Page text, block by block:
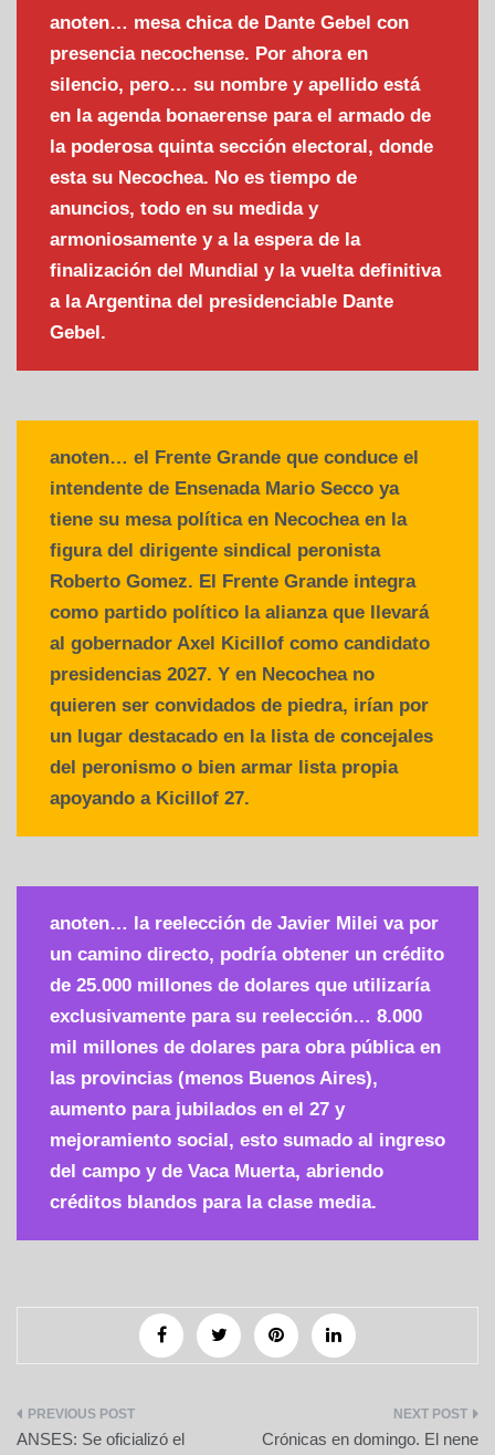
anoten… mesa chica de Dante Gebel con
presencia necochense. Por ahora en
silencio, pero… su nombre y apellido está
en la agenda bonaerense para el armado de
la poderosa quinta sección electoral, donde
esta su Necochea. No es tiempo de
anuncios, todo en su medida y
armoniosamente y a la espera de la
finalización del Mundial y la vuelta definitiva
a la Argentina del presidenciable Dante
Gebel.
anoten… el Frente Grande que conduce el
intendente de Ensenada Mario Secco ya
tiene su mesa política en Necochea en la
figura del dirigente sindical peronista
Roberto Gomez. El Frente Grande integra
como partido político la alianza que llevará
al gobernador Axel Kicillof como candidato
presidencias 2027. Y en Necochea no
quieren ser convidados de piedra, irían por
un lugar destacado en la lista de concejales
del peronismo o bien armar lista propia
apoyando a Kicillof 27.
anoten… la reelección de Javier Milei va por
un camino directo, podría obtener un crédito
de 25.000 millones de dolares que utilizaría
exclusivamente para su reelección… 8.000
mil millones de dolares para obra pública en
las provincias (menos Buenos Aires),
aumento para jubilados en el 27 y
mejoramiento social, esto sumado al ingreso
del campo y de Vaca Muerta, abriendo
créditos blandos para la clase media.
Navegación
ANSES: Se oficializó el Crónicas en domingo. El nene